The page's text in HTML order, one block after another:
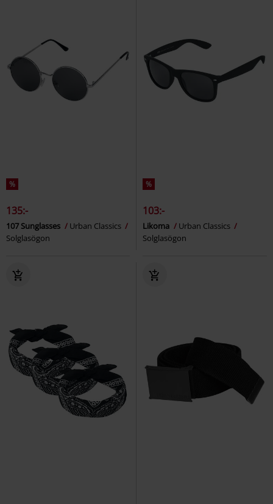
%
135:-
107 Sunglasses
Urban Classics
Solglasögon
%
103:-
Likoma
Urban Classics
Solglasögon